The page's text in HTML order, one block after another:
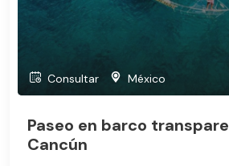
Consultar México
Paseo en barco
Cancún